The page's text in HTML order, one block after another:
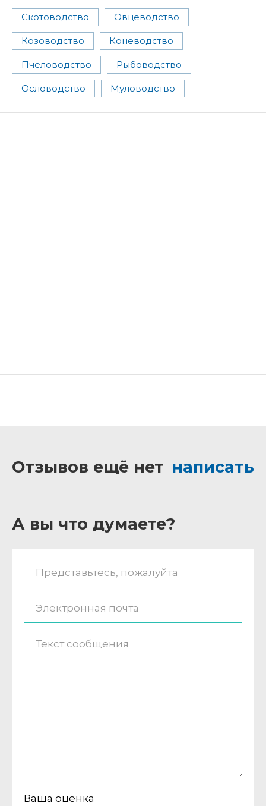
Скотоводство Овцеводство
Козоводство Коневодство
Пчеловодство Рыбоводство
Ословодство Муловодство
Отзывов ещё нет написать
А вы что думаете?
Ваша оценка